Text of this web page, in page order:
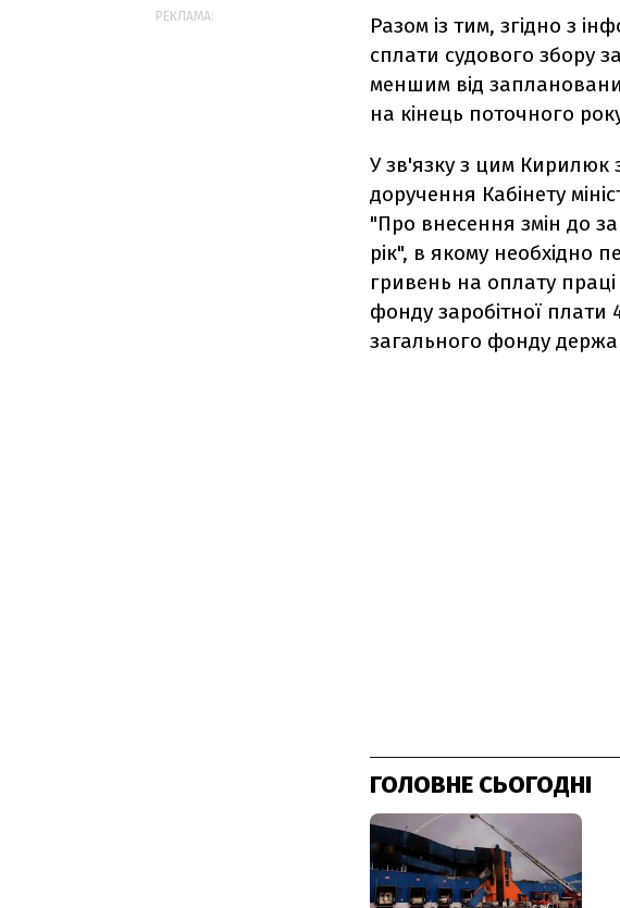
Разом із тим, згідно з
сплати судового збору
меншим від
на кінець поточного
У зв'язку з цим Кирилюк
доручення Кабінету
"Про внесення змін до
рік", в якому необхідно
гривень на оплату
фонду заробітної
загального фонду
ГОЛОВНЕ СЬОГОДНІ
РЕКЛАМА: